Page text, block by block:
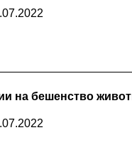
на бешенство